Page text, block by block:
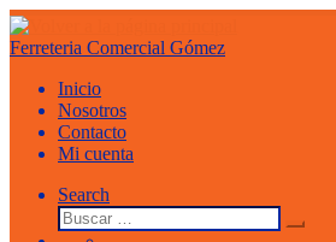
Saltar
al
contenido
Ferreteria Comercial Gómez
Inicio
Nosotros
Contacto
Mi cuenta
Search
Buscar
Buscar